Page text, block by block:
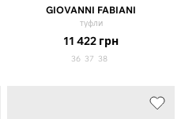
GIOVANNI FABIANI
туфли
11 422 грн
36 37 38